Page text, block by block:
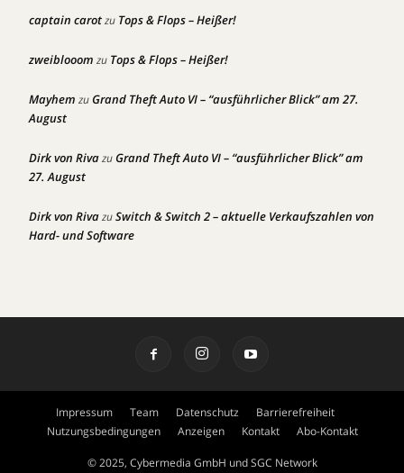
captain carotzu Tops & Flops – Heißer!
zweiblooom zu Tops & Flops – Heißer!
Mayhem zuGrand Theft Auto VI – “ausführlicher Blick” am 27.
August
Dirk von RivazuGrand Theft Auto VI – “ausführlicher Blick” am
27. August
Dirk von RivazuSwitch & Switch 2 – aktuelle Verkaufszahlen von
Hard- und Software
Impressum Team Datenschutz
Barrierefreiheit
Nutzungsbedingungen
Anzeigen Kontakt Abo-Kontakt
© 2025, Cybermedia GmbH und SGC Network